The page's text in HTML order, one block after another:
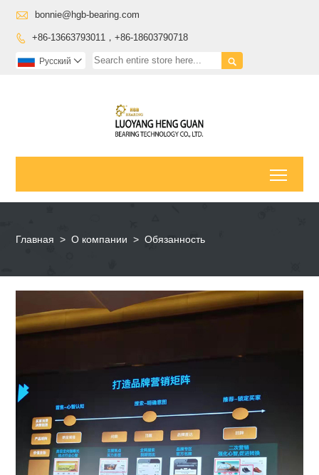
 bonnie@hgb-bearing.com
 +86-13663793011，+86-18603790718

Pусский 
Главная > О компании > Обязанность